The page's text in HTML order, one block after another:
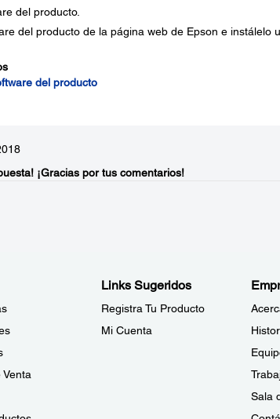
del producto.
del producto de la página web de Epson e instálelo
del producto
¡Gracias por tus comentarios!
Venta
Links Sugeridos
Registra Tu Producto
Mi Cuenta
Sala